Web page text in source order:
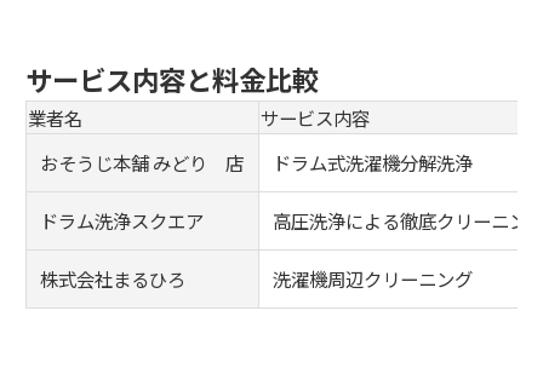
サービス内容と料金比較
業者名
サービス内容
おそうじ本舗 みどり 店
ドラム式洗濯機分解洗浄
ドラム洗浄スクエア 高圧洗浄による徹底クリーニン
株式会社まるひろ 洗濯機周辺クリーニング